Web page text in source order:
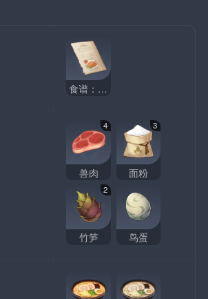
食谱：兽骨拉面
4
兽肉
3
面粉
2
竹笋 鸟蛋